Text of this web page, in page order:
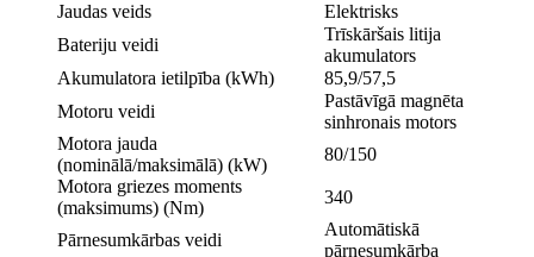
Jaudas veids
Elektrisks
Bateriju veidi
Trīskāršais litija
akumulators
Akumulatora ietilpība (kWh)
85,9/57,5
Motoru veidi
Pastāvīgā magnēta
sinhronais motors
Motora jauda
(nominālā/maksimālā) (kW)
80/150
Motora griezes moments
(maksimums) (Nm)
340
Pārnesumkārbas veidi
Automātiskā
pārnesumkārba